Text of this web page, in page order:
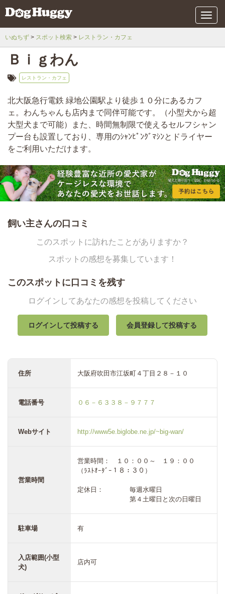
メ
ニ
いぬちず スポット検索 レストラン・カフェ
Ｂｉｇわん
レストラン・カフェ
北大阪急行電鉄 緑地公園駅より徒歩１０分にあるカフ
ェ。わんちゃんも店内まで同伴可能です。（小型犬から超
大型犬まで可能）また、時間無制限で使えるセルフシャン
プー台も設置しており、専用のｼｬﾝﾋﾟﾝｸﾞﾏｼﾝとドライヤー
をご利用いただけます。
飼い主さんの口コミ
このスポットに訪れたことがありますか？
スポットの感想を募集しています！
このスポットに口コミを残す
ログインしてあなたの感想を投稿してください
ログインして投稿する 会員登録して投稿する
住所 大阪府吹田市江坂町４丁目２８－１０
電話番号 ０６－６３３８－９７７７
Webサイト http://www5e.biglobe.ne.jp/~big-wan/
営業時間
営業時間： １０：００～ １９：００
（ﾗｽﾄｵｰﾀﾞｰ１８：３０）
定休日： 毎週水曜日
第４土曜日と次の日曜日
駐車場 有
入店範囲(小型
犬)
店内可